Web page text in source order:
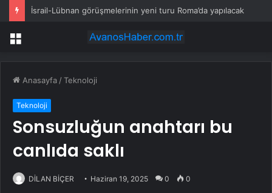
İsrail-Lübnan görüşmelerinin yeni turu Roma’da yapılacak
Menü
Anasayfa /Teknoloji
Teknoloji
Sonsuzluğun anahtarı bu
canlıda saklı
DİLAN BİÇER Haziran 19, 2025 0 0